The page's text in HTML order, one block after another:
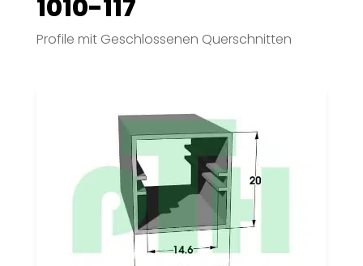
1010-117
Profile mit Geschlossenen Querschnitten